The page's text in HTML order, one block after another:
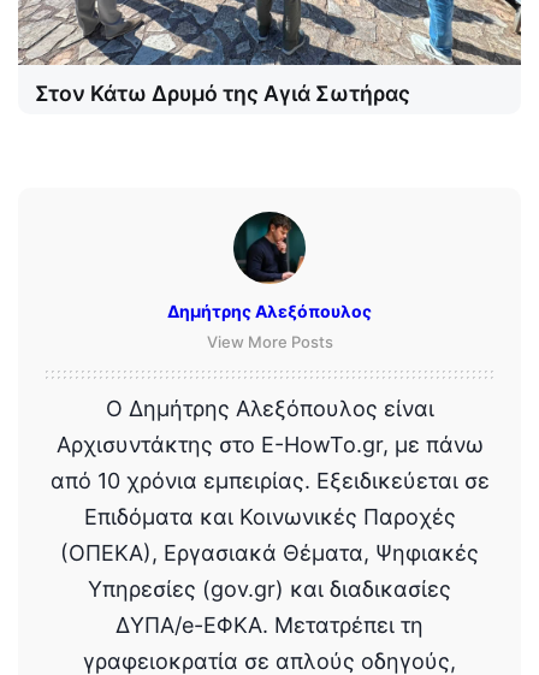
Στον Κάτω Δρυμό της Αγιά Σωτήρας
Δημήτρης Αλεξόπουλος
View More Posts
Ο Δημήτρης Αλεξόπουλος είναι
Αρχισυντάκτης στο E-HowTo.gr, με πάνω
από 10 χρόνια εμπειρίας. Εξειδικεύεται σε
Επιδόματα και Κοινωνικές Παροχές
(ΟΠΕΚΑ), Εργασιακά Θέματα, Ψηφιακές
Υπηρεσίες (gov.gr) και διαδικασίες
ΔΥΠΑ/e-ΕΦΚΑ. Μετατρέπει τη
γραφειοκρατία σε απλούς οδηγούς,